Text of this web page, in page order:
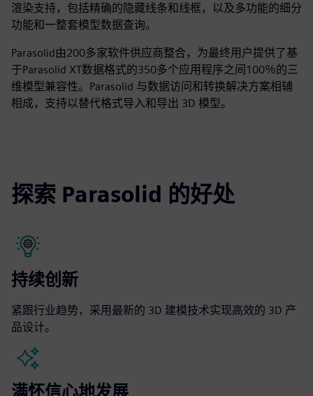
渲染支持，包括精确的隐藏线条和线框，以及多功能的细分
功能和一整套模型数据查询。
Parasolid由200多家软件供应商整合，为最终用户提供了基
于Parasolid XT数据格式的350多个应用程序之间100％的三
维模型兼容性。Parasolid 与数据访问和转换解决方案相辅
相成，支持以替代格式导入和导出 3D 模型。
探索 Parasolid 的好处
持续创新
紧跟行业趋势，采用最新的 3D 建模技术实现高效的 3D 产
品设计。
满怀信心地发展